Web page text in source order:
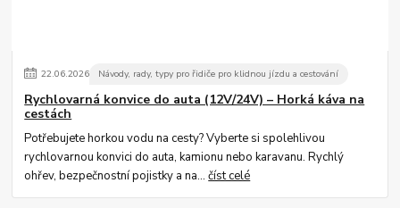
22.06.2026 Návody, rady, typy pro řidiče pro klidnou jízdu a cestování
Rychlovarná konvice do auta (12V/24V) – Horká káva na
cestách
Potřebujete horkou vodu na cesty? Vyberte si spolehlivou
rychlovarnou konvici do auta, kamionu nebo karavanu. Rychlý
ohřev, bezpečnostní pojistky a na...číst celé